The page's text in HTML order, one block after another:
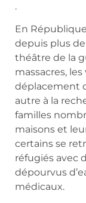
.
En
depuis plus de
théâtre de la
massacres,
déplacement
autre à la
familles
maisons et
certains se
réfugiés avec
dépourvus
médicaux.